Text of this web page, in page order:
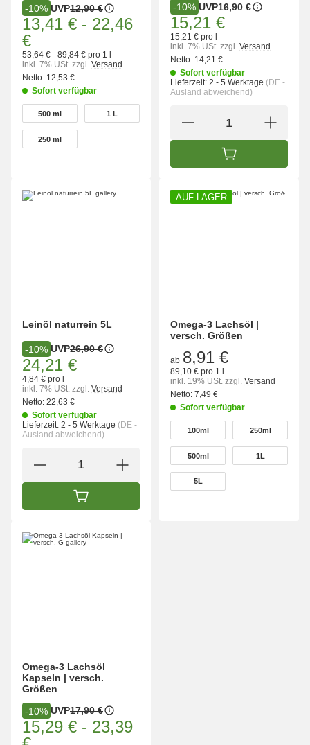
-10% UVP12,90 €
13,41 € - 22,46
€
53,64 € - 89,84 € pro 1 l
inkl. 7% USt. zzgl. Versand
Netto: 12,53 €
Sofort verfügbar
wählen
500 ml
500 ml 1 L
1 L
250 ml
250 ml
-10% UVP16,90 €
15,21 €
15,21 € pro l
inkl. 7% USt. zzgl. Versand
Netto: 14,21 €
Sofort verfügbar
Lieferzeit: 2 - 5 Werktage (DE -
Ausland abweichend)
IN DEN
Leinöl naturrein 5L
-10% UVP26,90 €
24,21 €
4,84 € pro l
inkl. 7% USt. zzgl. Versand
Netto: 22,63 €
Sofort verfügbar
Lieferzeit: 2 - 5 Werktage (DE -
Ausland abweichend)
IN DEN WARENKORB
AUF LAGER
Omega-3 Lachsöl |
versch. Größen
ab 8,91 €
89,10 € pro 1 l
inkl. 19% USt. zzgl. Versand
Netto: 7,49 €
Sofort verfügbar
wählen
100ml
100ml 250ml
250ml
500ml
500ml 1L
1L
5L
5L
Omega-3 Lachsöl
Kapseln | versch.
Größen
-10% UVP17,90 €
15,29 € - 23,39